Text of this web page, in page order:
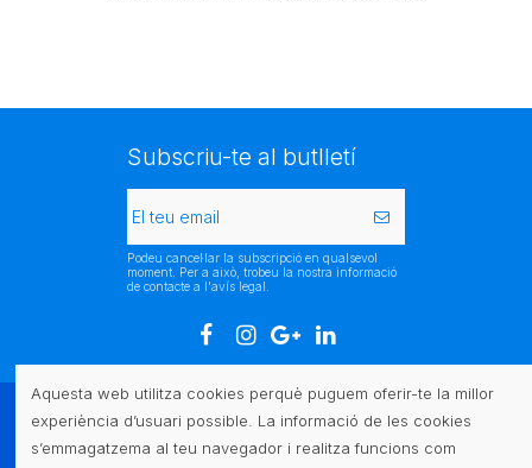
Subscriu-te al butlletí
Podeu cancel·lar la subscripció en qualsevol
moment. Per a això, trobeu la nostra informació
de contacte a l'avís legal.
Atenció al client
Aquesta web utilitza cookies perquè puguem oferir-te la millor
experiència d’usuari possible. La informació de les cookies
s’emmagatzema al teu navegador i realitza funcions com